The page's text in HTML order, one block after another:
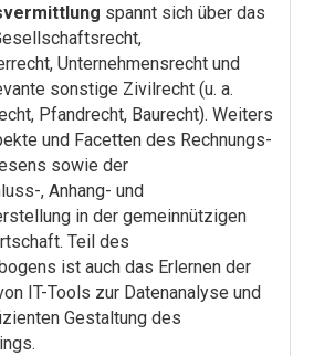
spannt sich über das
Unternehmensrecht und
sonstige Zivilrecht (u. a.
Pfandrecht, Baurecht). Weiters
und Facetten des Rechnungs-
sowie der
, Anhang- und
in der gemeinnützigen
Teil des
ist auch das Erlernen der
IT-Tools zur Datenanalyse und
Gestaltung des